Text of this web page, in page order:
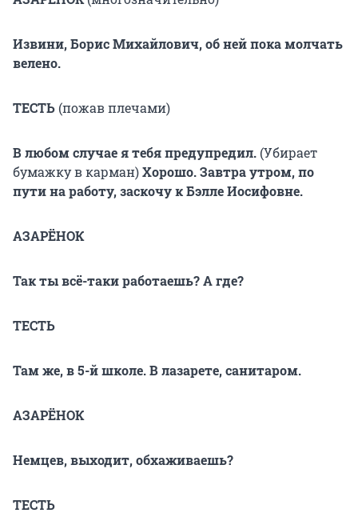
Извини, Борис Михайлович, об ней пока молчать
велено.
ТЕСТЬ (пожав плечами)
В любом случае я тебя предупредил. (Убирает
бумажку в карман)Хорошо. Завтра утром, по
пути на работу, заскочу к Бэлле Иосифовне.
АЗАРЁНОК
Так ты всё-таки работаешь? А где?
ТЕСТЬ
Там же, в 5-й школе. В лазарете, санитаром.
АЗАРЁНОК
Немцев, выходит, обхаживаешь?
ТЕСТЬ